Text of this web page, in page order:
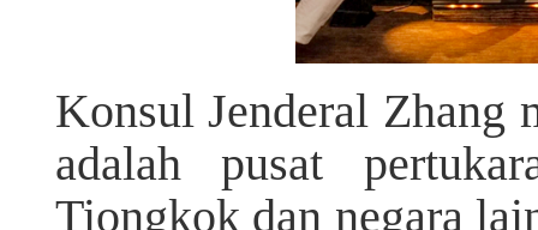
Konsul Jenderal Zhang
adalah pusat
Tiongkok dan negara